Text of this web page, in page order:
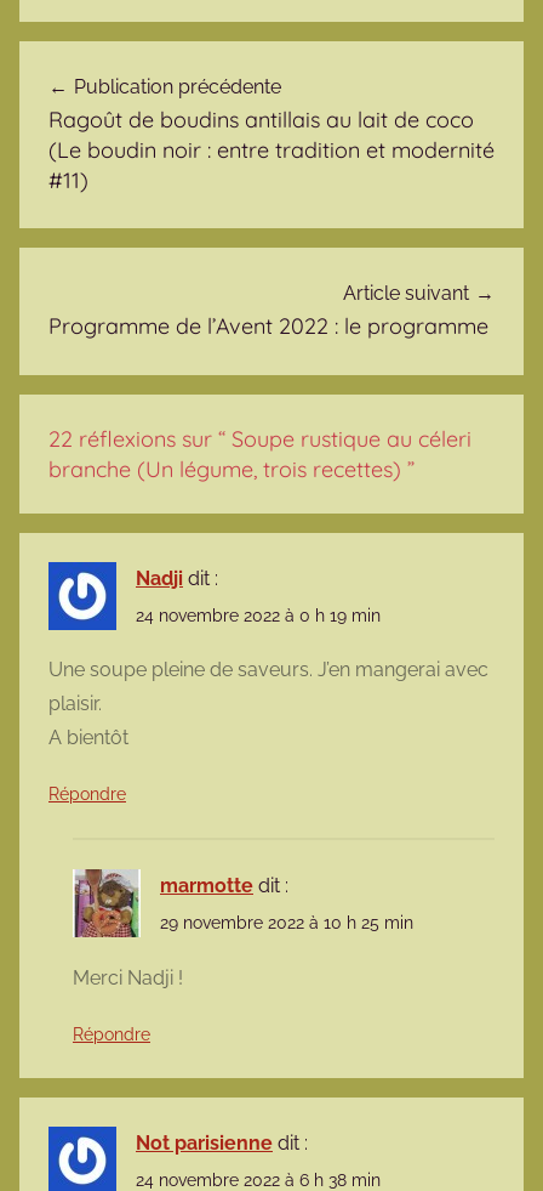
Publication précédente
Ragoût de boudins antillais au lait de coco
(Le boudin noir : entre tradition et modernité
#11)
Article suivant
Programme de l’Avent 2022 : le programme
22 réflexions sur “ Soupe rustique au céleri
branche (Un légume, trois recettes) ”
Nadji dit :
24 novembre 2022 à 0 h 19 min
Une soupe pleine de saveurs. J’en mangerai avec
plaisir.
A bientôt
Répondre
marmotte dit :
29 novembre 2022 à 10 h 25 min
Merci Nadji !
Répondre
Not parisienne dit :
24 novembre 2022 à 6 h 38 min